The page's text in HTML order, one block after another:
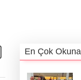
En Çok